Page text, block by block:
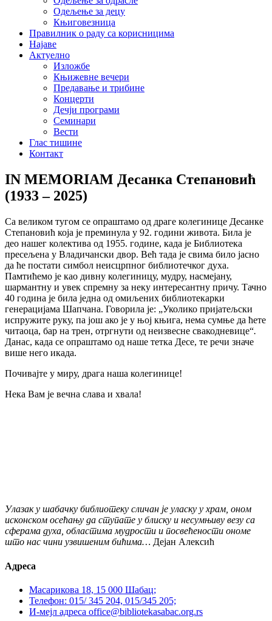
Одељење за децу
Књиговезница
Правилник о раду са корисницима
Најаве
Актуелно
Изложбе
Књижевне вечери
Предавање и трибине
Концерти
Дечји програми
Семинари
Вести
Глас тишине
Контакт
IN MEMORIAM Десанка Степановић
(1933 – 2025)
Са великом тугом се опраштамо од драге колегинице Десанке
Степановић која је преминула у 92. години живота. Била је
део нашег колектива од 1955. године, када је Библиотека
пресељена у Владичански двор. Већ тада је свима било јасно
да ће постати симбол неисцрпног библиотечког духа.
Памтићемо је као дивну колегиницу, мудру, насмејану,
шармантну и увек спремну за неку интересантну причу. Тачно
40 година је била једна од омиљених библиотекарки
генерацијама Шапчана. Говорила је: „Уколико пријатељски
испружите руку, па још ако је у њој књига, нема сумње да ћете
читаоца, бар на трен, отргнути од неизвесне свакодневице“.
Данас, када се опраштамо од наше тетка Десе, те речи значе
више него икада.
Почивајте у миру, драга наша колегинице!
Нека Вам је вечна слава и хвала!
Улазак у шабачку библиотеку сличан је уласку у храм, оном
исконском осећању да ступате у блиску и несумњиву везу са
сферама духа, областима мудрости и посвећености ономе
што нас чини узвишеним бићима… Дејан Алексић
Адреса
Масарикова 18, 15 000 Шабац;
Телефон: 015/ 345 204, 015/345 205;
И-мејл адреса office@bibliotekasabac.org.rs